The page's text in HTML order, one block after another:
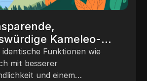
Alternative zu
gleichen Funktionen wie
mit besserer Effizienz und
Preis.